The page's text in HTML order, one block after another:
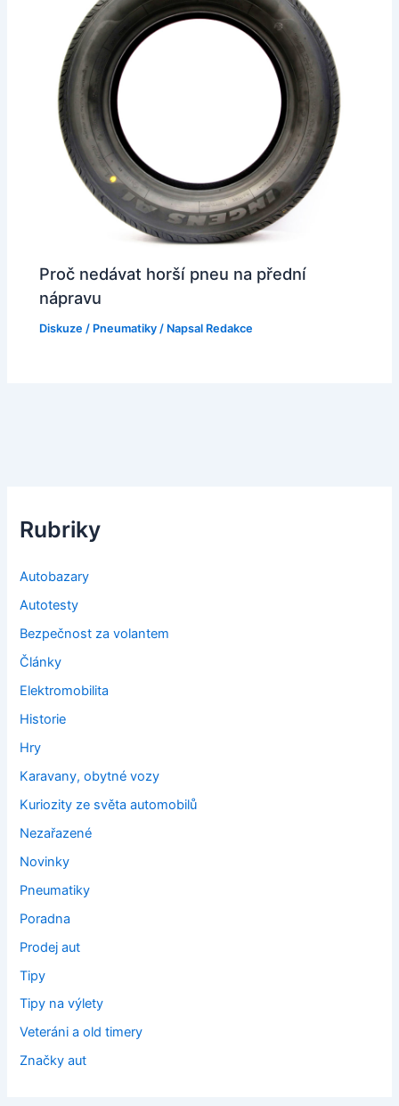
Proč nedávat horší pneu na přední
nápravu
Diskuze / Pneumatiky / Napsal Redakce
Rubriky
Autobazary
Autotesty
Bezpečnost za volantem
Články
Elektromobilita
Historie
Hry
Karavany, obytné vozy
Kuriozity ze světa automobilů
Nezařazené
Novinky
Pneumatiky
Poradna
Prodej aut
Tipy
Tipy na výlety
Veteráni a old timery
Značky aut